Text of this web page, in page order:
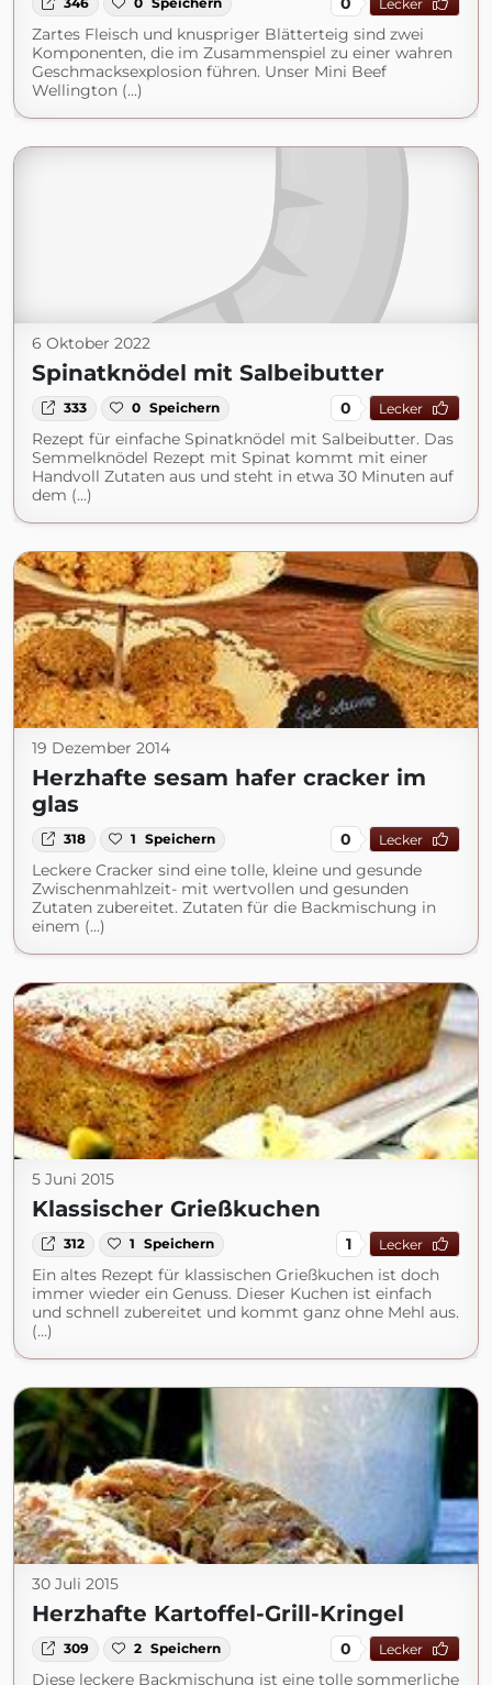
Lecker
Zartes Fleisch und knuspriger Blätterteig sind zwei
Komponenten, die im Zusammenspiel zu einer wahren
Geschmacksexplosion führen. Unser Mini Beef
Wellington (...)
6 Oktober 2022
Spinatknödel mit Salbeibutter
333 0 Speichern 0 Lecker
Rezept für einfache Spinatknödel mit Salbeibutter. Das
Semmelknödel Rezept mit Spinat kommt mit einer
Handvoll Zutaten aus und steht in etwa 30 Minuten auf
dem (...)
19 Dezember 2014
Herzhafte sesam hafer cracker im
glas
318 1 Speichern 0 Lecker
Leckere Cracker sind eine tolle, kleine und gesunde
Zwischenmahlzeit- mit wertvollen und gesunden
Zutaten zubereitet. Zutaten für die Backmischung in
einem (...)
5 Juni 2015
Klassischer Grießkuchen
312 1 Speichern 1 Lecker
Ein altes Rezept für klassischen Grießkuchen ist doch
immer wieder ein Genuss. Dieser Kuchen ist einfach
und schnell zubereitet und kommt ganz ohne Mehl aus.
(...)
30 Juli 2015
Herzhafte Kartoffel-Grill-Kringel
309 2 Speichern 0 Lecker
Diese leckere Backmischung ist eine tolle sommerliche